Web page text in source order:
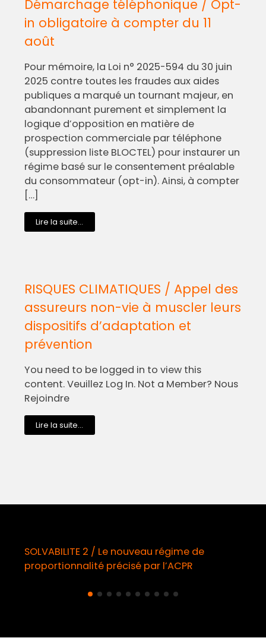
Démarchage téléphonique / Opt-
in obligatoire à compter du 11
août
Pour mémoire, la Loi n° 2025-594 du 30 juin
2025 contre toutes les fraudes aux aides
publiques a marqué un tournant majeur, en
abandonnant purement et simplement la
logique d’opposition en matière de
prospection commerciale par téléphone
(suppression liste BLOCTEL) pour instaurer un
régime basé sur le consentement préalable
du consommateur (opt-in). Ainsi, à compter
[…]
Lire la suite...
RISQUES CLIMATIQUES / Appel des
assureurs non-vie à muscler leurs
dispositifs d’adaptation et
prévention
You need to be logged in to view this
content. Veuillez Log In. Not a Member? Nous
Rejoindre
Lire la suite...
SOLVABILITE 2 / Le nouveau régime de
proportionnalité précisé par l’ACPR